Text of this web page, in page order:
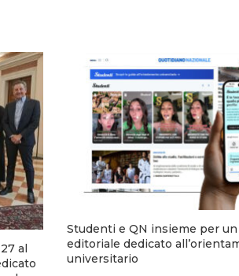
al
Studenti e QN insieme per
editoriale dedicato
universitario